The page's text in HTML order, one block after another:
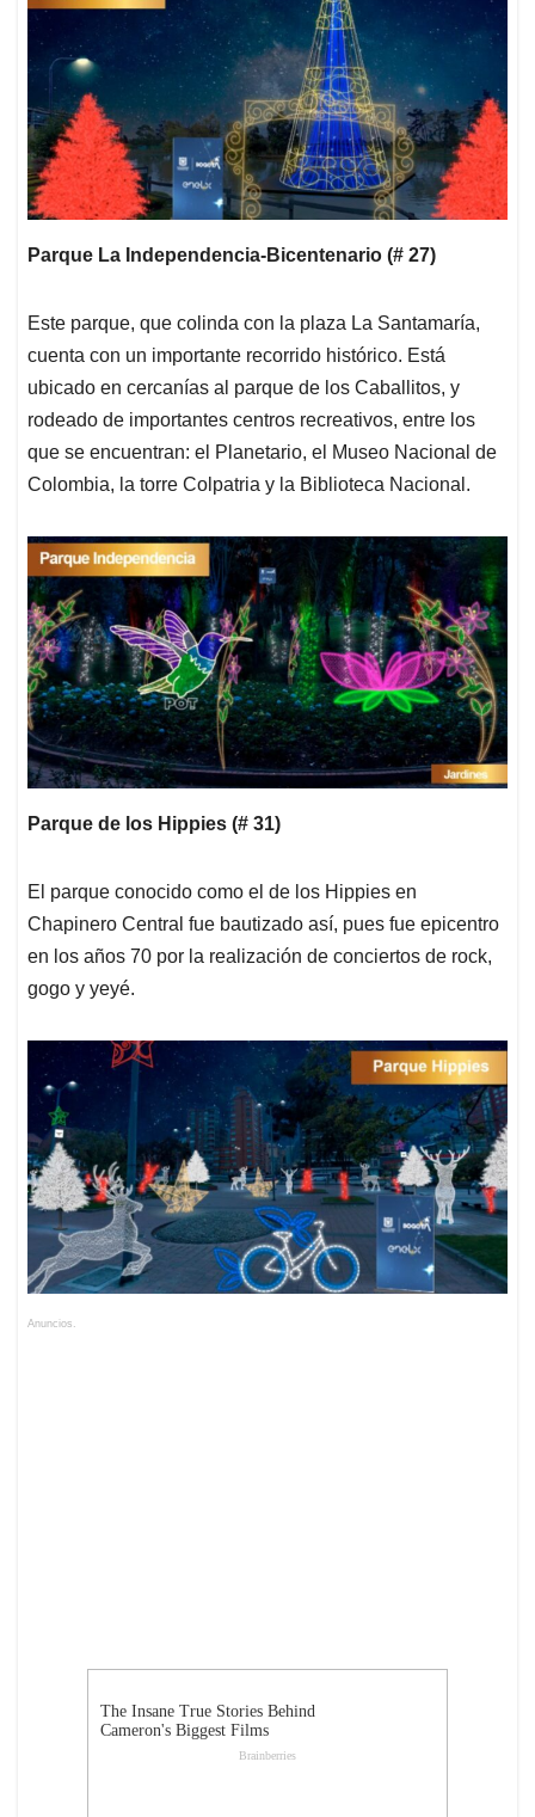
Parque La Independencia-Bicentenario (# 27)
Este parque, que colinda con la plaza La Santamaría,
cuenta con un importante recorrido histórico. Está
ubicado en cercanías al parque de los Caballitos, y
rodeado de importantes centros recreativos, entre los
que se encuentran: el Planetario, el Museo Nacional de
Colombia, la torre Colpatria y la Biblioteca Nacional.
Parque de los Hippies (# 31)
El parque conocido como el de los Hippies en
Chapinero Central fue bautizado así, pues fue epicentro
en los años 70 por la realización de conciertos de rock,
gogo y yeyé.
Anuncios.